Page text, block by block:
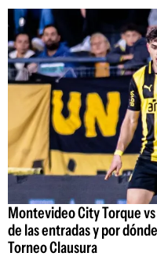
Montevideo City Torque
de las entradas y por
Torneo Clausura